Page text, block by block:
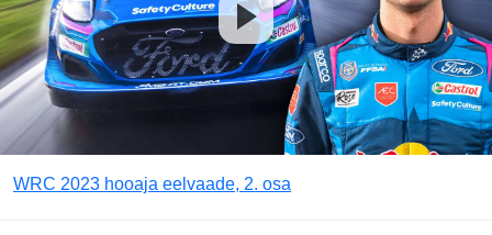
WRC 2023 hooaja eelvaade, 2. osa